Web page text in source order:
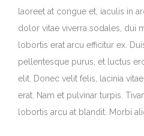
laoreet at congue et, iaculis in
dolor vitae viverra sodales, dui
lobortis erat arcu efficitur ex.
pellentesque purus, et luctus
elit. Donec velit felis, lacinia
erat. Nam et pulvinar turpis.
lobortis arcu at blandit. Morbi